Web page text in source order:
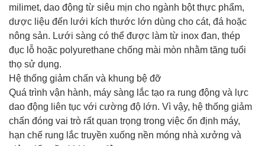
milimet, dao động từ siêu mịn cho ngành bột thực phẩm,
dược liệu đến lưới kích thước lớn dùng cho cát, đá hoặc
nông sản. Lưới sàng có thể được làm từ inox đan, thép
đục lỗ hoặc polyurethane chống mài mòn nhằm tăng tuổi
thọ sử dụng.
Hệ thống giảm chấn và khung bệ đỡ
Quá trình vận hành, máy sàng lắc tạo ra rung động và lực
dao động liên tục với cường độ lớn. Vì vậy, hệ thống giảm
chấn đóng vai trò rất quan trọng trong việc ổn định máy,
hạn chế rung lắc truyền xuống nền móng nhà xưởng và